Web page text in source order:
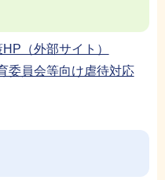
（外部サイト）
委員会等向け虐待対応